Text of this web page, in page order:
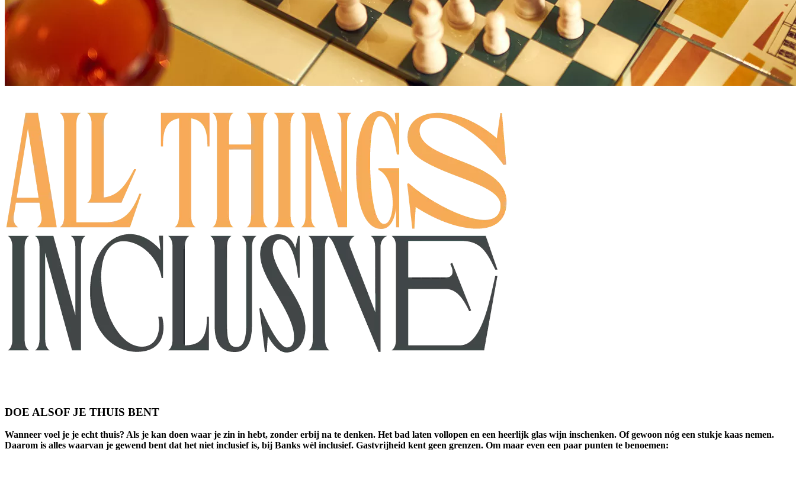
DOE ALSOF JE THUIS BENT
Wanneer voel je je echt thuis? Als je kan doen waar je zin in hebt, zonder erbij na te denken. Het bad laten vollopen en een heerlijk glas wijn inschenken. Of gewoon nóg een stukje kaas nemen.
Daarom is alles waarvan je gewend bent dat het niet inclusief is, bij Banks wèl inclusief. Gastvrijheid kent geen grenzen. Om maar even een paar punten te benoemen: